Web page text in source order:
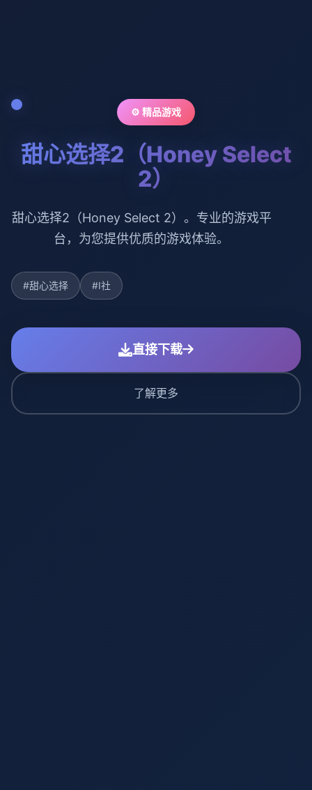
⚙️ 精品游戏
甜心选择2（Honey Select
2）
甜心选择2（Honey Select 2）。专业的游戏平
台，为您提供优质的游戏体验。
#甜心选择 #I社
直接下载
了解更多